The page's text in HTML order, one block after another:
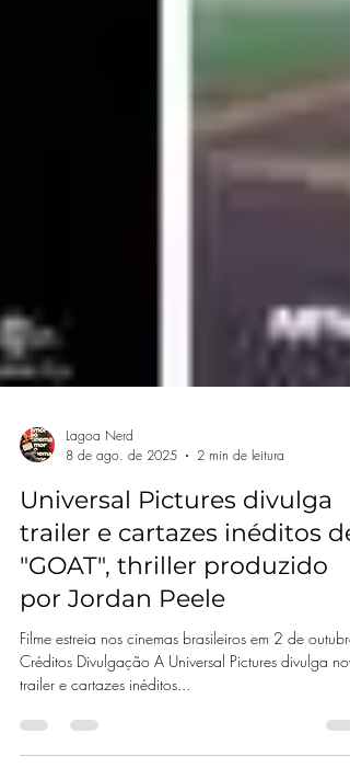
8 de ago. de 2025
2 min de leitura
Universal Pictures divulga
trailer e cartazes inéditos de
"GOAT", thriller produzido
por Jordan Peele
Filme estreia nos cinemas brasileiros em 2 de outubro
trailer e cartazes inéditos...